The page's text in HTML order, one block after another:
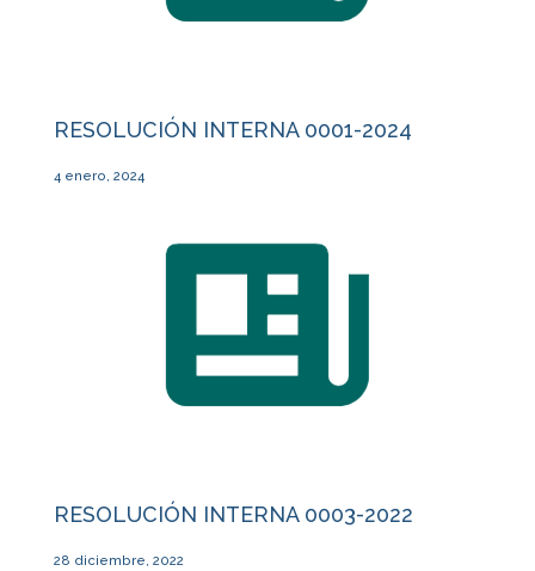
RESOLUCIÓN INTERNA 0001-2024
4 enero, 2024
RESOLUCIÓN INTERNA 0003-2022
28 diciembre, 2022